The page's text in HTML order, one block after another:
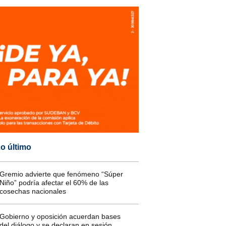
último
advierte que fenómeno “Súper
podría afectar el 60% de las
nacionales
y oposición acuerdan bases